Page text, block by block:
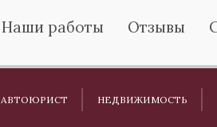
Наши работы Отзывы
АВТОЮРИСТ НЕДВИЖИМОСТЬ